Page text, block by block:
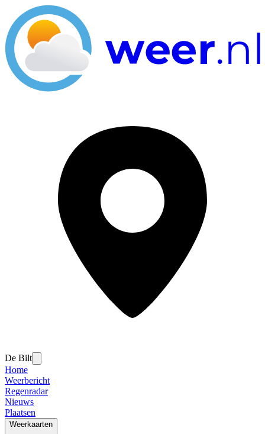
De Bilt
Home
Weerbericht
Regenradar
Nieuws
Plaatsen
Weerkaarten